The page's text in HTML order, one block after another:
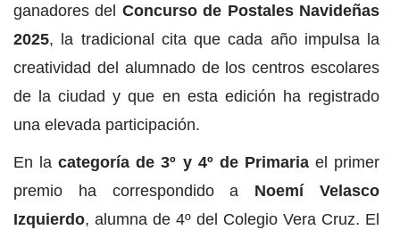
ganadores del Concurso de Postales Navideñas
2025, la tradicional cita que cada año impulsa la
creatividad del alumnado de los centros escolares
de la ciudad y que en esta edición ha registrado
una elevada participación.
En la categoría de 3º y 4º de Primariael primer
premio ha correspondido a Noemí Velasco
Izquierdo, alumna de 4º del Colegio Vera Cruz. El